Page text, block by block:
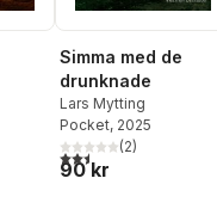
Totalt antal röster:
Simma med de
drunknade
Lars Mytting
Pocket, 2025
2,5utav 5 stjärnor.
(2)
90 kr